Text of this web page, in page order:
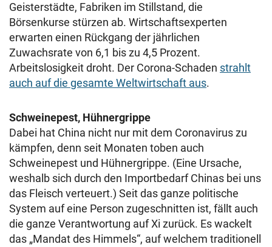
Geisterstädte, Fabriken im Stillstand, die
Börsenkurse stürzen ab. Wirtschaftsexperten
erwarten einen Rückgang der jährlichen
Zuwachsrate von 6,1 bis zu 4,5 Prozent.
Arbeitslosigkeit droht. Der Corona-Schaden strahlt
auch auf die gesamte Weltwirtschaft aus.
Schweinepest, Hühnergrippe
Dabei hat China nicht nur mit dem Coronavirus zu
kämpfen, denn seit Monaten toben auch
Schweinepest und Hühnergrippe. (Eine Ursache,
weshalb sich durch den Importbedarf Chinas bei uns
das Fleisch verteuert.) Seit das ganze politische
System auf eine Person zugeschnitten ist, fällt auch
die ganze Verantwortung auf Xi zurück. Es wackelt
das „Mandat des Himmels“, auf welchem traditionell